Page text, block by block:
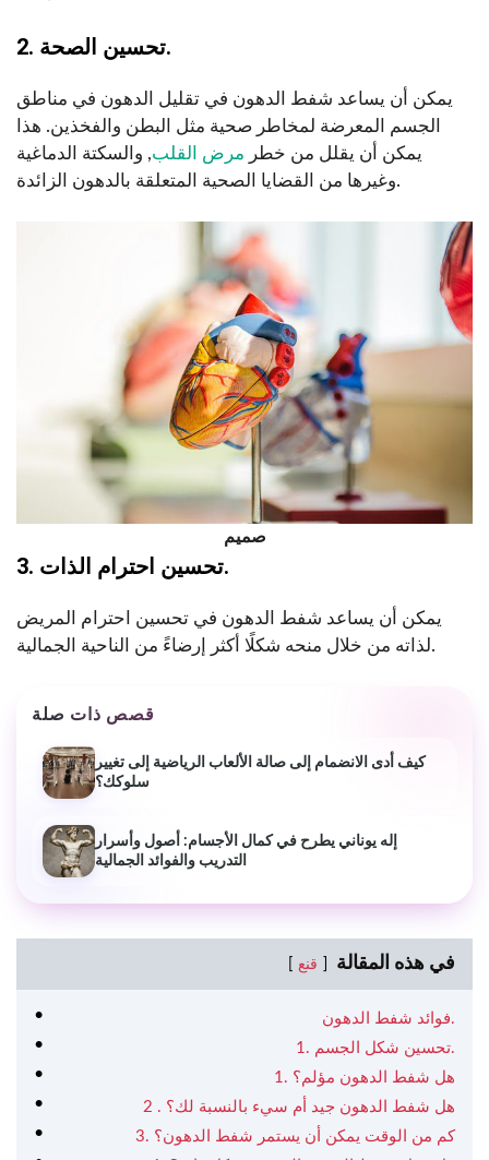
2. تحسين الصحة.
يمكن أن يساعد شفط الدهون في تقليل الدهون في مناطق
الجسم المعرضة لمخاطر صحية مثل البطن والفخذين. هذا
يمكن أن يقلل من خطر مرض القلب, والسكتة الدماغية
وغيرها من القضايا الصحية المتعلقة بالدهون الزائدة.
صميم
3. تحسين احترام الذات.
يمكن أن يساعد شفط الدهون في تحسين احترام المريض
لذاته من خلال منحه شكلًا أكثر إرضاءً من الناحية الجمالية.
قصص ذات صلة
كيف أدى الانضمام إلى صالة الألعاب الرياضية إلى تغيير
سلوكك؟
إله يوناني يطرح في كمال الأجسام: أصول وأسرار
التدريب والفوائد الجمالية
في هذه المقالة قنع
فوائد شفط الدهون.
1. تحسين شكل الجسم.
1. هل شفط الدهون مؤلم؟
2 . هل شفط الدهون جيد أم سيء بالنسبة لك؟
3. كم من الوقت يمكن أن يستمر شفط الدهون؟